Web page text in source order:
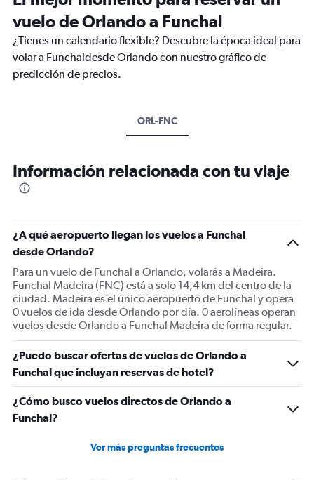
vuelo de Orlando a Funchal
¿Tienes un calendario flexible? Descubre la época ideal para
volar a Funchaldesde Orlando con nuestro gráfico de
predicción de precios.
ORL-FNC
Información relacionada con tu viaje
¿A qué aeropuerto llegan los vuelos a Funchal
desde Orlando?
Para un vuelo de Funchal a Orlando, volarás a Madeira.
Funchal Madeira (FNC) está a solo 14,4 km del centro de la
ciudad. Madeira es el único aeropuerto de Funchal y opera
0 vuelos de ida desde Orlando por día. 0 aerolíneas operan
vuelos desde Orlando a Funchal Madeira de forma regular.
¿Puedo buscar ofertas de vuelos de Orlando a
Funchal que incluyan reservas de hotel?
¿Cómo busco vuelos directos de Orlando a
Funchal?
Ver más preguntas frecuentes